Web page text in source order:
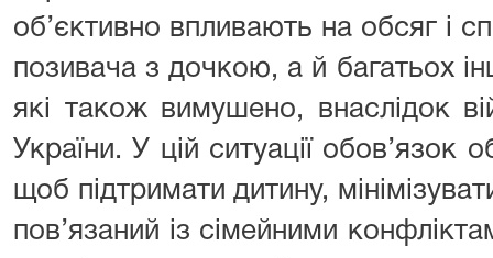
об’єктивно впливають на обсяг і
позивача з дочкою, а й багатьох
які також вимушено, внаслідок
України. У цій ситуації обов’язок
щоб підтримати дитину,
пов’язаний із сімейними